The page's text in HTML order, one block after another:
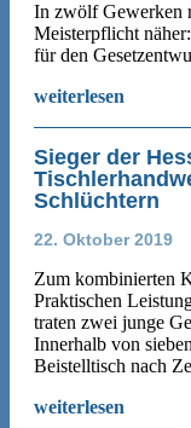
In zwölf Gewerken
Meisterpflicht
für den
weiterlesen
Sieger der
Schlüchtern
22. Oktober 2019
Zum kombinierten
Praktischen
traten zwei junge
Innerhalb von
Beistelltisch nach
weiterlesen